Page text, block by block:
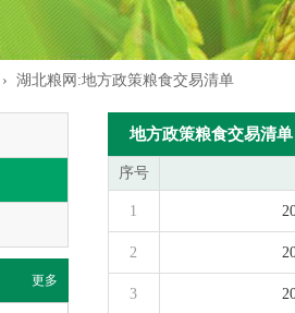
› 湖北粮网:地方政策粮食交易清单
更多
地方政策粮食交易清单
序号
1
2
3